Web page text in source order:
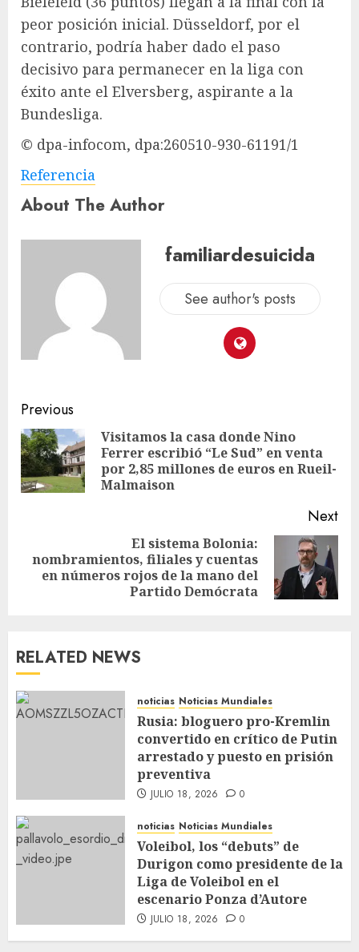
peor posición inicial. Düsseldorf, por el
contrario, podría haber dado el paso
decisivo para permanecer en la liga con
éxito ante el Elversberg, aspirante a la
Bundesliga.
© dpa-infocom, dpa:260510-930-61191/1
Referencia
About The Author
familiardesuicida
See author's posts
Previous
Visitamos la casa donde Nino
Ferrer escribió “Le Sud” en venta
por 2,85 millones de euros en Rueil-
Malmaison
Next
El sistema Bolonia:
nombramientos, filiales y cuentas
en números rojos de la mano del
Partido Demócrata
RELATED NEWS
noticias Noticias Mundiales
Rusia: bloguero pro-Kremlin
convertido en crítico de Putin
arrestado y puesto en prisión
preventiva
JULIO 18, 2026 0
noticias Noticias Mundiales
Voleibol, los “debuts” de
Durigon como presidente de la
Liga de Voleibol en el
escenario Ponza d’Autore
JULIO 18, 2026 0